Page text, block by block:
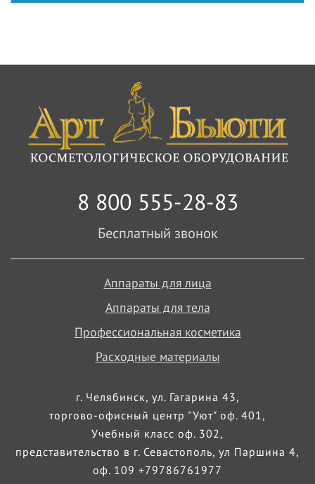
8 800 555-28-83
Бесплатный звонок
Аппараты для лица
Аппараты для тела
Профессиональная косметика
Расходные материалы
г. Челябинск, ул. Гагарина 43,
торгово-офисный центр "Уют" оф. 401,
Учебный класс оф. 302,
представительство в г. Севастополь, ул Паршина 4,
оф. 109 +79786761977